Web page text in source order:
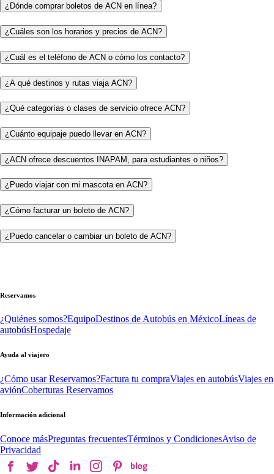
¿Dónde comprar boletos de ACN en línea?
¿Cuáles son los horarios y precios de ACN?
¿Cuál es el teléfono de ACN o cómo los contacto?
¿A qué destinos y rutas viaja ACN?
¿Qué categorías o clases de servicio ofrece ACN?
¿Cuánto equipaje puedo llevar en ACN?
¿ACN ofrece descuentos INAPAM, para estudiantes o niños?
¿Puedo viajar con mi mascota en ACN?
¿Cómo facturar un boleto de ACN?
¿Puedo cancelar o cambiar un boleto de ACN?
Reservamos
¿Quiénes somos?EquipoDestinos de Autobús en MéxicoLíneas de
autobúsHospedaje
Ayuda al viajero
¿Cómo usar Reservamos?Factura tu compraViajes en autobúsViajes en
aviónCoberturas Reservamos
Información adicional
Conoce másPreguntas frecuentesTérminos y CondicionesAviso de
Privacidad